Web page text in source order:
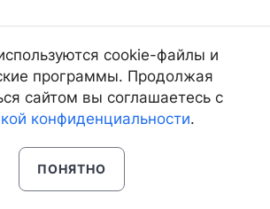
cookie-файлы и
программы. Продолжая
сайтом вы соглашаетесь с
конфиденциальности.
ПОНЯТНО